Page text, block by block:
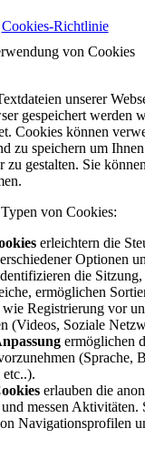
Cookies-Richtlinie
von Cookies
unserer
gespeichert werden
Cookies können
zu speichern um
zu gestalten. Sie
von Cookies:
erleichtern die
Optionen
die
ermöglichen
Registrierung vor
(Videos, Soziale
ermöglichen
(Sprache,
erlauben die
messen Aktivitäten.
Navigationsprofilen